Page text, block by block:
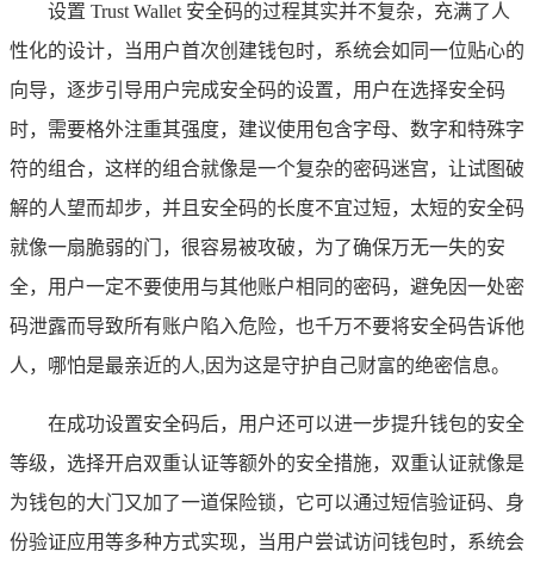
设置 Trust Wallet 安全码的过程其实并不复杂，充满了人
性化的设计，当用户首次创建钱包时，系统会如同一位贴心的
向导，逐步引导用户完成安全码的设置，用户在选择安全码
时，需要格外注重其强度，建议使用包含字母、数字和特殊字
符的组合，这样的组合就像是一个复杂的密码迷宫，让试图破
解的人望而却步，并且安全码的长度不宜过短，太短的安全码
就像一扇脆弱的门，很容易被攻破，为了确保万无一失的安
全，用户一定不要使用与其他账户相同的密码，避免因一处密
码泄露而导致所有账户陷入危险，也千万不要将安全码告诉他
人，哪怕是最亲近的人,因为这是守护自己财富的绝密信息。
在成功设置安全码后，用户还可以进一步提升钱包的安全
等级，选择开启双重认证等额外的安全措施，双重认证就像是
为钱包的大门又加了一道保险锁，它可以通过短信验证码、身
份验证应用等多种方式实现，当用户尝试访问钱包时，系统会